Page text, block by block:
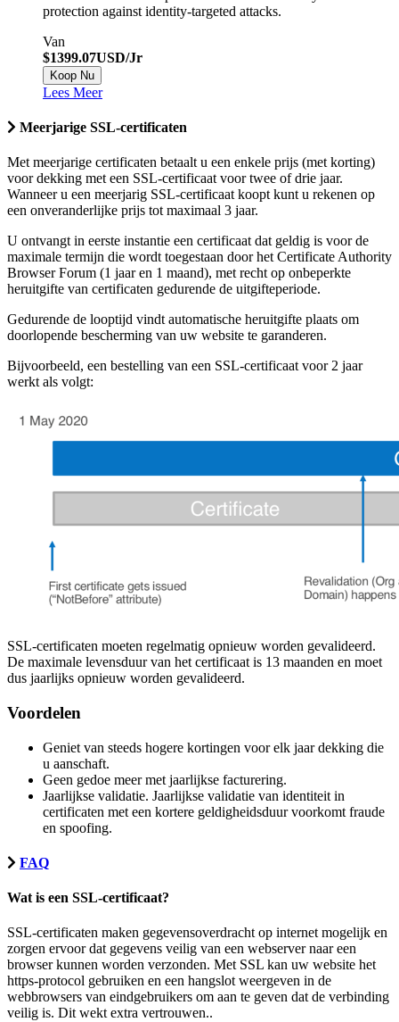
protection against identity-targeted attacks.
Van
$1399.07USD/Jr
Koop Nu
Lees Meer
Meerjarige SSL-certificaten
Met meerjarige certificaten betaalt u een enkele prijs (met korting)
voor dekking met een SSL-certificaat voor twee of drie jaar.
Wanneer u een meerjarig SSL-certificaat koopt kunt u rekenen op
een onveranderlijke prijs tot maximaal 3 jaar.
U ontvangt in eerste instantie een certificaat dat geldig is voor de
maximale termijn die wordt toegestaan door het Certificate Authority
Browser Forum (1 jaar en 1 maand), met recht op onbeperkte
heruitgifte van certificaten gedurende de uitgifteperiode.
Gedurende de looptijd vindt automatische heruitgifte plaats om
doorlopende bescherming van uw website te garanderen.
Bijvoorbeeld, een bestelling van een SSL-certificaat voor 2 jaar
werkt als volgt:
SSL-certificaten moeten regelmatig opnieuw worden gevalideerd.
De maximale levensduur van het certificaat is 13 maanden en moet
dus jaarlijks opnieuw worden gevalideerd.
Voordelen
Geniet van steeds hogere kortingen voor elk jaar dekking die
u aanschaft.
Geen gedoe meer met jaarlijkse facturering.
Jaarlijkse validatie. Jaarlijkse validatie van identiteit in
certificaten met een kortere geldigheidsduur voorkomt fraude
en spoofing.
FAQ
Wat is een SSL-certificaat?
SSL-certificaten maken gegevensoverdracht op internet mogelijk en
zorgen ervoor dat gegevens veilig van een webserver naar een
browser kunnen worden verzonden. Met SSL kan uw website het
https-protocol gebruiken en een hangslot weergeven in de
webbrowsers van eindgebruikers om aan te geven dat de verbinding
veilig is. Dit wekt extra vertrouwen..